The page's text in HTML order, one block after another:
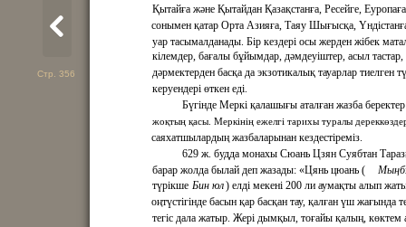
Қытайға және Қытайдан Қазақстанға, Ресейге,
сонымен қатар Орта Азияға, Таяу Шығысқа,
уар тасымалданады. Бір кездері осы жерден жібек
кілемдер, бағалы бұйымдар, дәмдеуіштер, асыл тастар,
дәрмектерден басқа да экзотикалық тауарлар тиелген
керуендері өткен еді.
Бүгінде Меркі қалашығы аталған жазба беректер
жоқтың қасы. Меркінің ежелгі тарихы туралы
саяхатшылардың жазбаларынан кездестіреміз.
629 ж. будда монахы Сюань Цзян Суябтан
барар жолда былай деп жазады: «Цянь цюань (
түрікше Бин юл) елді мекені 200 ли аумақты алып
оңтүстігінде басын қар басқан тау, қалған үш жағында
тегіс дала жатыр. Жері дымқыл, тоғайы қалың, көктем
Стр. 356